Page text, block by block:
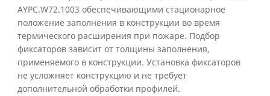
AYPC.W72.1003 обеспечивающими стационарное
положение заполнения в конструкции во время
термического расширения при пожаре. Подбор
фиксаторов зависит от толщины заполнения,
применяемого в конструкции. Установка фиксаторов
не усложняет конструкцию и не требует
дополнительной обработки профилей.